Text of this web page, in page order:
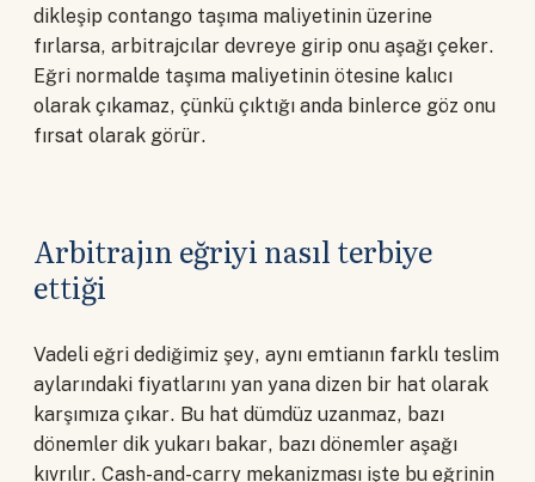
dikleşip contango taşıma maliyetinin üzerine
fırlarsa, arbitrajcılar devreye girip onu aşağı çeker.
Eğri normalde taşıma maliyetinin ötesine kalıcı
olarak çıkamaz, çünkü çıktığı anda binlerce göz onu
fırsat olarak görür.
Arbitrajın eğriyi nasıl terbiye
ettiği
Vadeli eğri dediğimiz şey, aynı emtianın farklı teslim
aylarındaki fiyatlarını yan yana dizen bir hat olarak
karşımıza çıkar. Bu hat dümdüz uzanmaz, bazı
dönemler dik yukarı bakar, bazı dönemler aşağı
kıvrılır. Cash-and-carry mekanizması işte bu eğrinin